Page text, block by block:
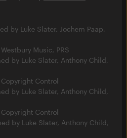
by Luke Slater, Jochem Paap,
Music, PRS
by Luke Slater, Anthony Child,
Control
by Luke Slater, Anthony Child,
Control
by Luke Slater, Anthony Child,